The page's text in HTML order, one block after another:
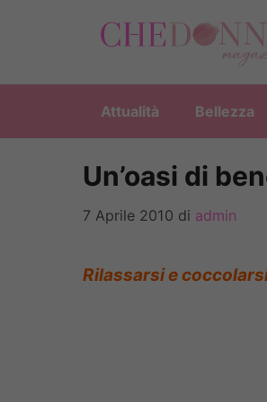
Attualità Bellezza
Un’oasi di
7 Aprile 2010 di admin
Rilassarsi e